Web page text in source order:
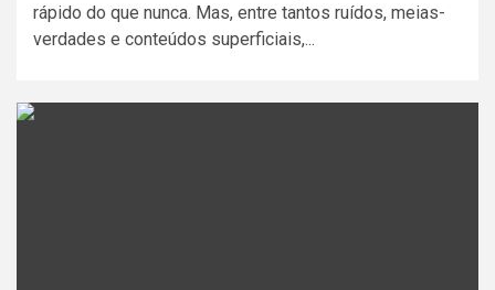
rápido do que nunca. Mas, entre tantos ruídos, meias-
verdades e conteúdos superficiais,...